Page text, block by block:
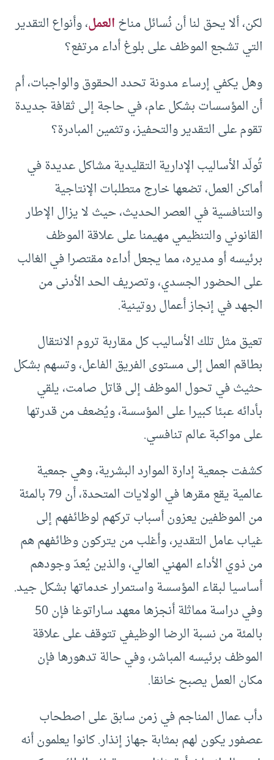
لكن، ألا يحق لنا أن نُسائل مناخالعمل، وأنواع التقدير
التي تشجع الموظف على بلوغ أداء مرتفع؟
وهل يكفي إرساء مدونة تحدد الحقوق والواجبات، أم
أن المؤسسات بشكل عام، في حاجة إلى ثقافة جديدة
تقوم على التقدير والتحفيز، وتثمين المبادرة؟
تُولّد الأساليب الإدارية التقليدية مشاكل عديدة في
أماكن العمل، تضعها خارج متطلبات الإنتاجية
والتنافسية في العصر الحديث، حيث لا يزال الإطار
القانوني والتنظيمي مهيمنا على علاقة الموظف
برئيسه أو مديره، مما يجعل أداءه مقتصرا في الغالب
على الحضور الجسدي، وتصريف الحد الأدنى من
الجهد في إنجاز أعمال روتينية.
تعيق مثل تلك الأساليب كل مقاربة تروم الانتقال
بطاقم العمل إلى مستوى الفريق الفاعل، وتسهم بشكل
حثيث في تحول الموظف إلى قاتل صامت، يلقي
بأدائه عبئا كبيرا على المؤسسة، ويُضعف من قدرتها
على مواكبة عالم تنافسي.
كشفت جمعية إدارة الموارد البشرية، وهي جمعية
عالمية يقع مقرها في الولايات المتحدة، أن 79 بالمئة
من الموظفين يعزون أسباب تركهم لوظائفهم إلى
غياب عامل التقدير، وأغلب من يتركون وظائفهم هم
من ذوي الأداء المهني العالي، والذين يُعدّ وجودهم
أساسيا لبقاء المؤسسة واستمرار خدماتها بشكل جيد.
وفي دراسة مماثلة أنجزها معهد ساراتوغا فإن 50
بالمئة من نسبة الرضا الوظيفي تتوقف على علاقة
الموظف برئيسه المباشر، وفي حالة تدهورها فإن
مكان العمل يصبح خانقا.
دأب عمال المناجم في زمن سابق على اصطحاب
عصفور يكون لهم بمثابة جهاز إنذار. كانوا يعلمون أنه